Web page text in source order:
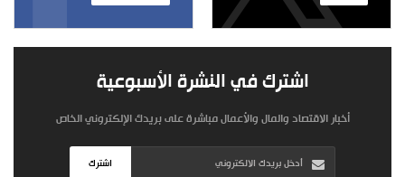
اشترك في النشرة الأسبوعية
أخبار الاقتصاد والمال والأعمال مباشرة على بريدك الإلكتروني الخاص
اشترك